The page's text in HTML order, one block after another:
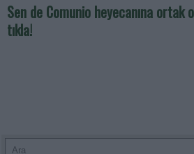
Sen de Comunio heyecanına ortak
tıkla!